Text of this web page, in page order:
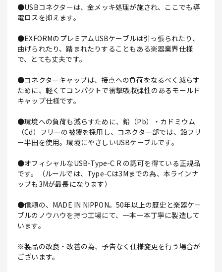
●USBコネクターは、金メッキ処理が施され、ここでも導
電ロスを抑えます。
●EXFORMのプレミアムUSBケーブルは引っ張られたり、
曲げられたり、踏まれたりすることもある楽器業界仕様
で、とても丈夫です。
●コネクターキャップは、接点への負荷をなるべく減らす
ために、軽くてコンパクトで衝撃吸収弾性のあるモールド
キャップ仕様です。
●環境への負荷も減らすために、鉛（Pb）・カドミウム
（Cd）フリーの被覆を採用し、コネクター部では、鉛フリ
ー半田を使用。環境にやさしいUSBケーブルです。
●オフィシャルなUSB-Type-C R の認可を得ている正規品
です。（ルールでは、Type-Cは3Mまでの為、本ラインナ
ップも3Mが最長になります）
●信頼の、MADE IN NIPPON。50年以上の歴史と楽器ケー
ブルのノウハウを持つ工場にて、一本一本丁寧に製造して
います。
※製品の改良・改善の為、予告なく仕様変更を行う場合が
ございます。